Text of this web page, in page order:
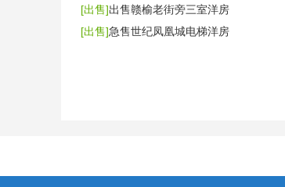
[出售]出售赣榆老街旁三室洋房
[出售]急售世纪凤凰城电梯洋房